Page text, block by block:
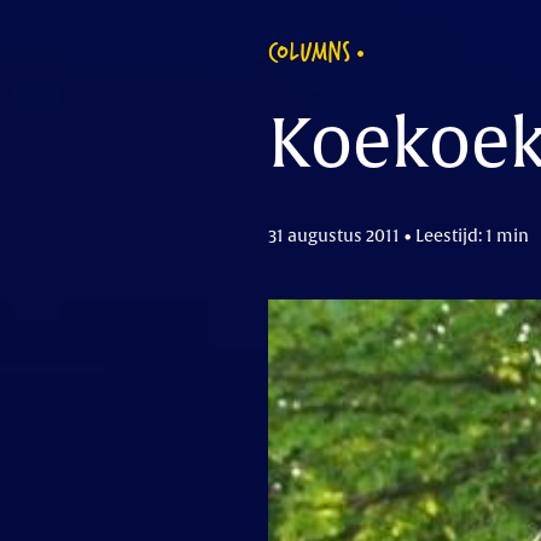
COLUMNS
31 augustus 2011 • Leestijd: 1 min